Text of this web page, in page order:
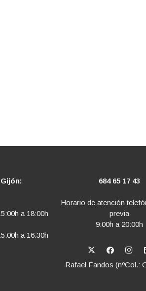
a 18:00h
a 16:30h
684 65 17 43
Horario de atención
previa
9:00h a 20:00h
Rafael Fandos (nºCol.: